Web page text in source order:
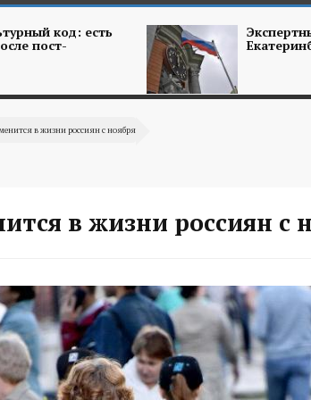
код: есть
пост-
в жизни россиян с ноября
в жизни россиян с